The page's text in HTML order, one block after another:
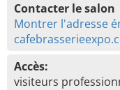
Contacter le salon
Montrer l'adresse
Accès:
visiteurs